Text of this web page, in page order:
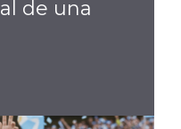
de una